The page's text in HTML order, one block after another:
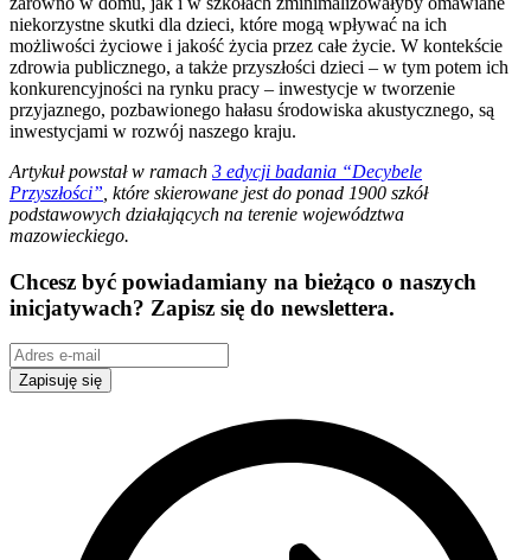
niekorzystne skutki dla dzieci, które mogą wpływać na ich
możliwości życiowe i jakość życia przez całe życie. W kontekście
zdrowia publicznego, a także przyszłości dzieci – w tym potem ich
konkurencyjności na rynku pracy – inwestycje w tworzenie
przyjaznego, pozbawionego hałasu środowiska akustycznego, są
inwestycjami w rozwój naszego kraju.
Artykuł powstał w ramach 3 edycji badania “Decybele
Przyszłości” , które skierowane jest do ponad 1900 szkół
podstawowych działających na terenie województwa
mazowieckiego.
Chcesz być powiadamiany na bieżąco o naszych
inicjatywach? Zapisz się do newslettera.
Zapisuję się